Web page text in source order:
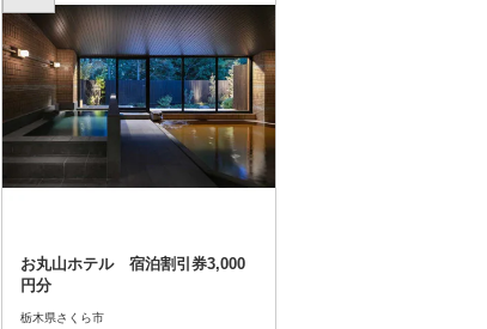
お丸山ホテル 宿泊割引券3,000
円分
栃木県さくら市